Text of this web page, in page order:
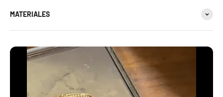
31 estándar
32 estándar
33 estándar - 14 americana
MATERIALES